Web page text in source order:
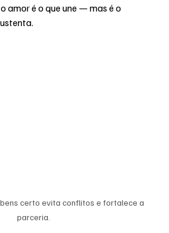
amor é o que une — mas é o
certo evita conflitos e fortalece a
parceria.